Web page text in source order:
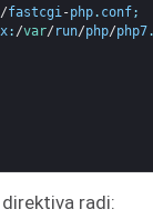
/fastcgi-php. conf;
: /var/ run/php/php7
radi: